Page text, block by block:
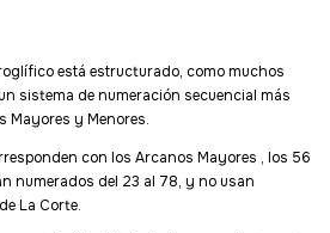
está estructurado, como muchos
sistema de numeración secuencial más
Mayores y Menores.
con los Arcanos Mayores , los 56
numerados del 23 al 78, y no usan
La Corte.